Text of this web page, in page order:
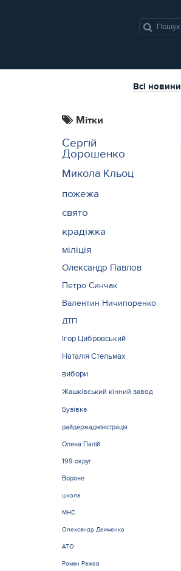
Всі новини
Мітки
Сергій
Дорошенко
Микола Кльоц
пожежа
свято
крадіжка
міліція
Олександр Павлов
Петро Синчак
Валентин Ничипоренко
ДТП
Ігор Цибровський
Наталія Стельмах
вибори
Жашківський кінний завод
Бузівка
райдержадміністрація
Олена Палій
199 округ
Вороне
школа
МНС
Олександр Демченко
АТО
Роман Ражев